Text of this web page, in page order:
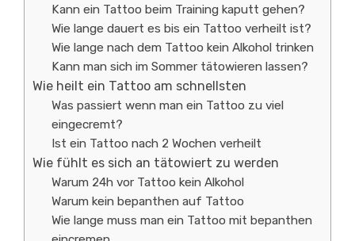
Kann ein Tattoo beim Training kaputt gehen?
Wie lange dauert es bis ein Tattoo verheilt ist?
Wie lange nach dem Tattoo kein Alkohol trinken
Kann man sich im Sommer tätowieren lassen?
Wie heilt ein Tattoo am schnellsten
Was passiert wenn man ein Tattoo zu viel
eingecremt?
Ist ein Tattoo nach 2 Wochen verheilt
Wie fühlt es sich an tätowiert zu werden
Warum 24h vor Tattoo kein Alkohol
Warum kein bepanthen auf Tattoo
Wie lange muss man ein Tattoo mit bepanthen